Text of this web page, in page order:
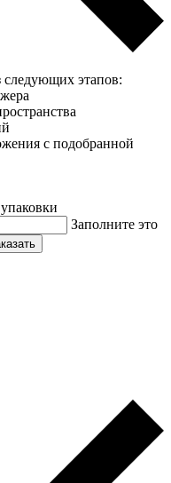
этапов:
с подобранной
Заполните это